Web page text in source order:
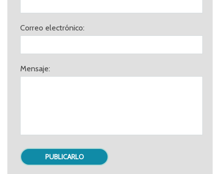
Correo electrónico:
Mensaje: